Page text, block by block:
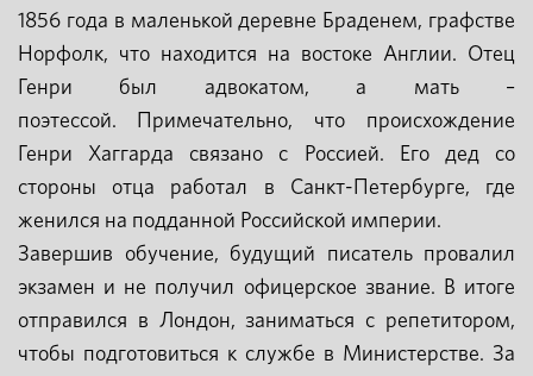
1856 года в маленькой деревне Браденем, графстве
Норфолк, что находится на востоке Англии. Отец
Генри был адвокатом, а мать –
поэтессой. Примечательно, что происхождение
Генри Хаггарда связано с Россией. Его дед со
стороны отца работал в Санкт-Петербурге, где
женился на подданной Российской империи.
Завершив обучение, будущий писатель провалил
экзамен и не получил офицерское звание. В итоге
отправился в Лондон, заниматься с репетитором,
чтобы подготовиться к службе в Министерстве. За